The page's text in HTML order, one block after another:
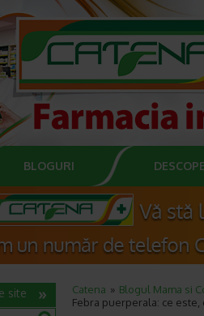
BLOGURI
Catena Blogul Mama si
Febra puerperala: ce este,
site